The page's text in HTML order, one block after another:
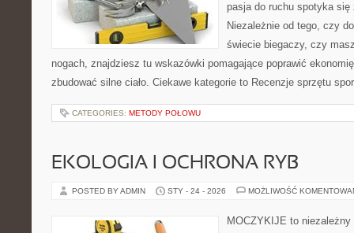
pasja do ruchu spotyka
Niezależnie od tego, czy
świecie biegaczy, czy
nogach, znajdziesz tu wskazówki pomagające poprawić
zbudować silne ciało. Ciekawe kategorie to Recenzje sprzętu
CATEGORIES: METODY POŁOWU
EKOLOGIA I OCHRONA RYB
POSTED BY ADMIN STY - 24 - 2026 MOŻLIWOŚĆ
MOCZYKIJE to